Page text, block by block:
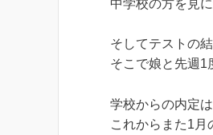
中学校の方を見
そしてテストの
そこで娘と先週1
学校からの内定
これからまた1月